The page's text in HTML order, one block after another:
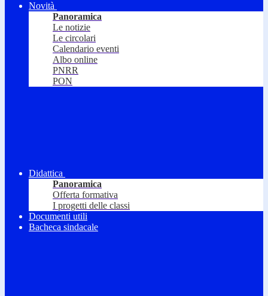
Novità
Panoramica
Le notizie
Le circolari
Calendario eventi
Albo online
PNRR
PON
Didattica
Panoramica
Offerta formativa
I progetti delle classi
Documenti utili
Bacheca sindacale